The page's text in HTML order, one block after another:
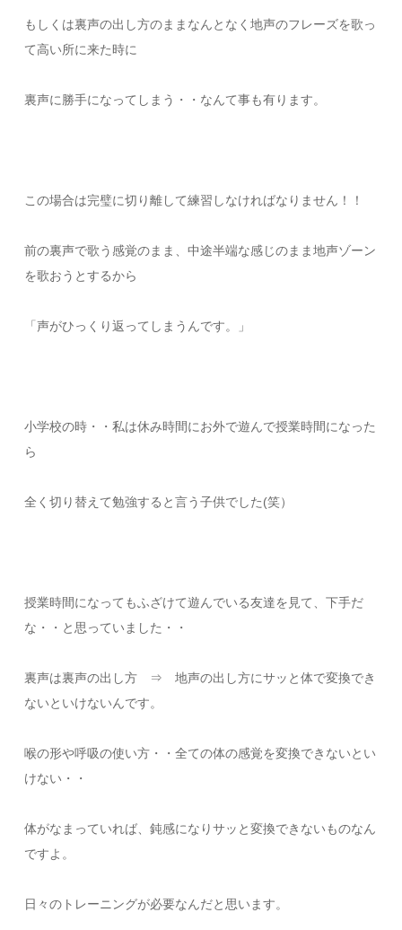
もしくは裏声の出し方のままなんとなく地声のフレーズを歌っ
て高い所に来た時に
裏声に勝手になってしまう・・なんて事も有ります。
この場合は完璧に切り離して練習しなければなりません！！
前の裏声で歌う感覚のまま、中途半端な感じのまま地声ゾーン
を歌おうとするから
「声がひっくり返ってしまうんです。」
小学校の時・・私は休み時間にお外で遊んで授業時間になった
ら
全く切り替えて勉強すると言う子供でした(笑）
授業時間になってもふざけて遊んでいる友達を見て、下手だ
な・・と思っていました・・
裏声は裏声の出し方 ⇒ 地声の出し方にサッと体で変換でき
ないといけないんです。
喉の形や呼吸の使い方・・全ての体の感覚を変換できないとい
けない・・
体がなまっていれば、鈍感になりサッと変換できないものなん
ですよ。
日々のトレーニングが必要なんだと思います。